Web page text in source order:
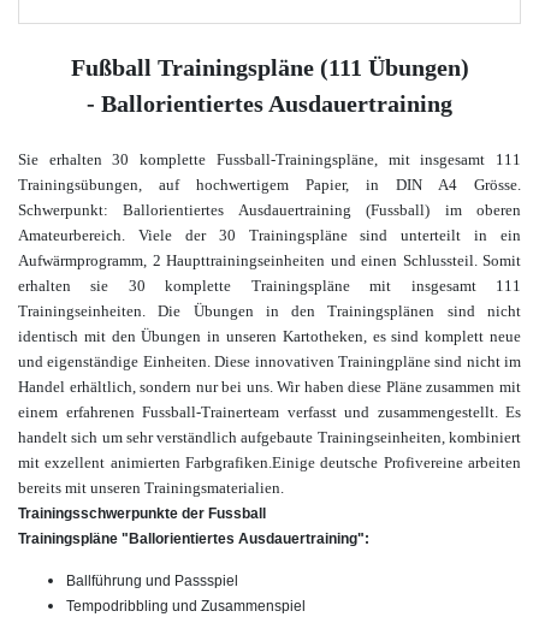
Fußball Trainingspläne (111 Übungen)
- Ballorientiertes Ausdauertraining
Sie erhalten 30 komplette Fussball-Trainingspläne, mit insgesamt 111
Trainingsübungen, auf hochwertigem Papier, in DIN A4 Grösse.
Schwerpunkt: Ballorientiertes Ausdauertraining (Fussball) im oberen
Amateurbereich. Viele der 30 Trainingspläne sind unterteilt in ein
Aufwärmprogramm, 2 Haupttrainingseinheiten und einen Schlussteil. Somit
erhalten sie 30 komplette Trainingspläne mit insgesamt 111
Trainingseinheiten. Die Übungen in den Trainingsplänen sind nicht
identisch mit den Übungen in unseren Kartotheken, es sind komplett neue
und eigenständige Einheiten. Diese innovativen Trainingpläne sind nicht im
Handel erhältlich, sondern nur bei uns. Wir haben diese Pläne zusammen mit
einem erfahrenen Fussball-Trainerteam verfasst und zusammengestellt. Es
handelt sich um sehr verständlich aufgebaute Trainingseinheiten, kombiniert
mitexzellent animierten Farbgrafiken.Einige deutsche Profivereine arbeiten
bereits mit unseren Trainingsmaterialien.
Trainingsschwerpunkte der Fussball
Trainingspläne "Ballorientiertes Ausdauertraining":
Ballführung und Passspiel
Tempodribbling und Zusammenspiel